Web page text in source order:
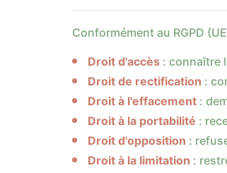
Conformément au RGPD
Droit d'accès : connaître
Droit de rectification :
Droit à l'effacement :
Droit à la portabilité :
Droit d'opposition :
Droit à la limitation :